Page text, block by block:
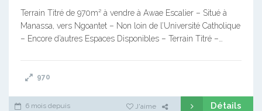
Terrain Titré de 970m² à vendre à Awae Escalier – Situé à
Manassa, vers Ngoantet – Non loin de l’Université Catholique
– Encore d’autres Espaces Disponibles – Terrain Titré –…
970
6 mois depuis J'aime Détails